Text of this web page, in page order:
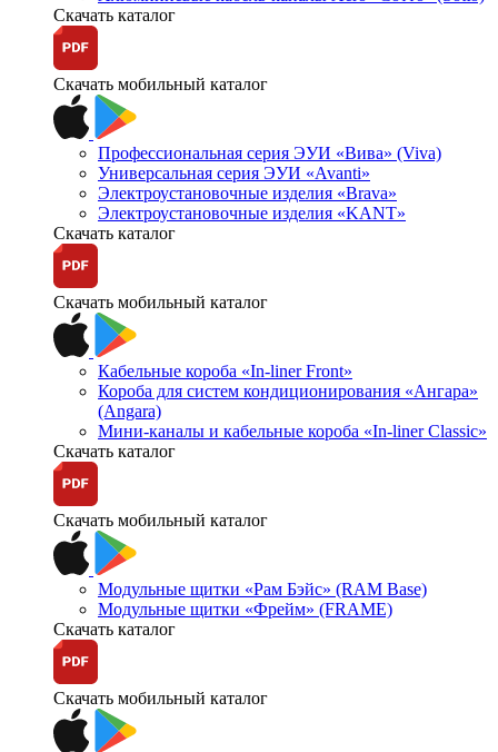
Скачать каталог
Скачать мобильный каталог
Профессиональная серия ЭУИ «Вива» (Viva)
Универсальная серия ЭУИ «Avanti»
Электроустановочные изделия «Brava»
Электроустановочные изделия «KANT»
Скачать каталог
Скачать мобильный каталог
Кабельные короба «In-liner Front»
Короба для систем кондиционирования «Ангара»
(Angara)
Мини-каналы и кабельные короба «In-liner Classic»
Скачать каталог
Скачать мобильный каталог
Модульные щитки «Рам Бэйс» (RAM Base)
Модульные щитки «Фрейм» (FRAME)
Скачать каталог
Скачать мобильный каталог